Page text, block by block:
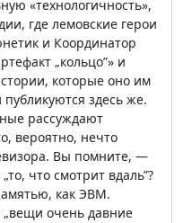
«технологичность»,
где лемовские герои
и Координатор
„кольцо”» и
которые оно им
здесь же.
рассуждают
вероятно, нечто
Вы помните, —
что смотрит вдаль”?
как ЭВМ.
очень давние